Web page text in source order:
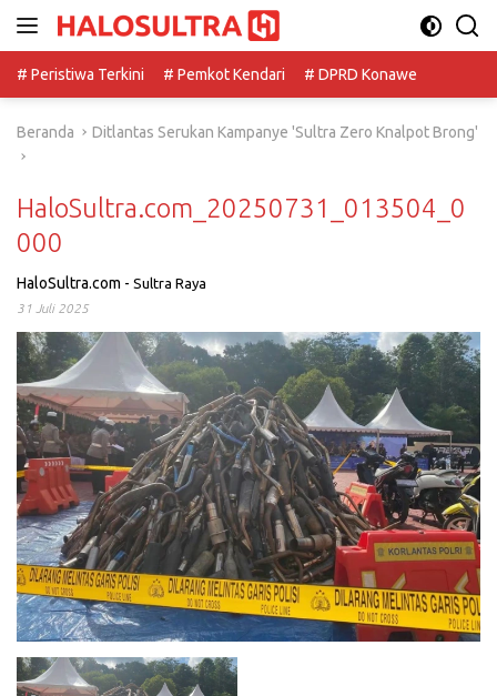
# Peristiwa Terkini
# Pemkot Kendari # DPRD Konawe
Beranda Ditlantas Serukan Kampanye 'Sultra Zero Knalpot Brong'
HaloSultra.com_20250731_013504_0
000
HaloSultra.com - Sultra Raya
31 Juli 2025